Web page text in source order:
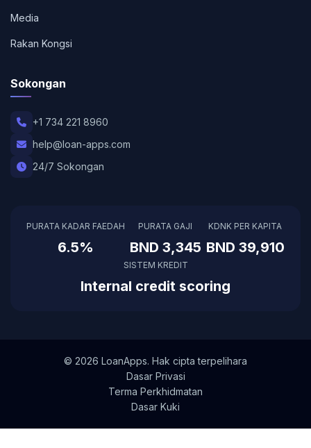
Media
Rakan Kongsi
Sokongan
+1 734 221 8960
help@loan-apps.com
24/7 Sokongan
PURATA KADAR FAEDAH
6.5%
PURATA GAJI
BND 3,345
KDNK PER KAPITA
BND 39,910
SISTEM KREDIT
Internal credit scoring
© 2026 LoanApps. Hak cipta terpelihara
Dasar Privasi
Terma Perkhidmatan
Dasar Kuki